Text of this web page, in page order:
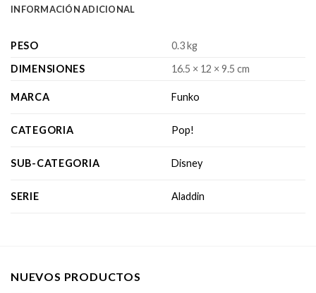
INFORMACIÓN ADICIONAL
PESO
0.3 kg
DIMENSIONES
16.5 × 12 × 9.5 cm
MARCA Funko
CATEGORIA Pop!
SUB-CATEGORIA Disney
SERIE Aladdin
NUEVOS PRODUCTOS